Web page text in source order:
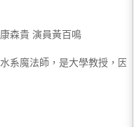
康森貴 演員黃百鳴
水系魔法師，是大學教授，因